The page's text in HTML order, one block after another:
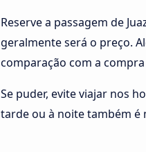
Reserve a passagem de
geralmente será o preço.
comparação com a
Se puder, evite viajar nos
tarde ou à noite também é